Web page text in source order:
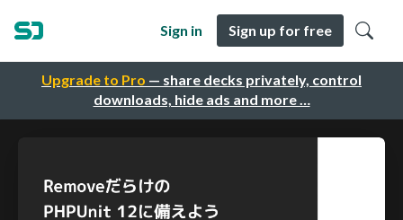
Upgrade to Pro — share decks privately, control
downloads, hide ads and more …
Sign in Sign up for free